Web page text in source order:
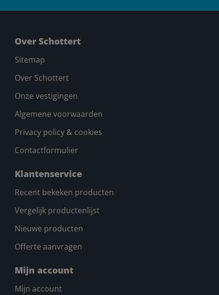
Over Schottert
Sitemap
Over Schottert
Onze vestigingen
Algemene voorwaarden
Privacy policy & cookies
Contactformulier
Klantenservice
Recent bekeken producten
Vergelijk productenlijst
Nieuwe producten
Offerte aanvragen
Mijn account
Mijn account